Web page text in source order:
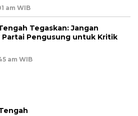
am WIB
Tegaskan: Jangan
Partai Pengusung untuk Kritik
am WIB